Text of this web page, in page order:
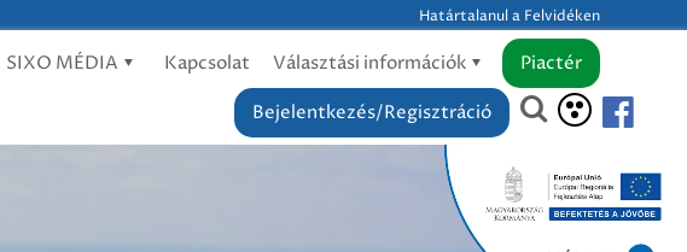
Határtalanul a Felvidéken
SIXO MÉDIA Kapcsolat Választási információk
Piactér
Bejelentkezés/Regisztráció